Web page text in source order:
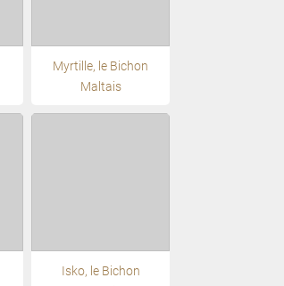
Myrtille, le Bichon
Maltais
Isko, le Bichon